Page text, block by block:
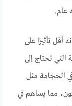
عام.
أقل تأثيرًا على
التي تحتاج إلى
الحجامة مثل
مما يساهم في